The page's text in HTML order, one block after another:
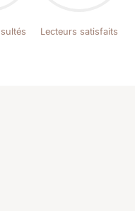
Lecteurs satisfaits